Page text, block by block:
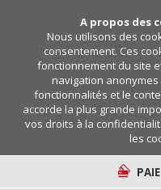
A propos des
Nous utilisons des
consentement. Ces
fonctionnement du site
navigation
fonctionnalités et le
accorde la plus grande
vos droits à la
les